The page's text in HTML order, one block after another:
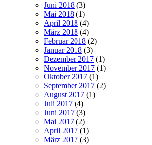
Juni 2018 (3)
Mai 2018 (1)
April 2018 (4)
März 2018 (4)
Februar 2018 (2)
Januar 2018 (3)
Dezember 2017 (1)
November 2017 (1)
Oktober 2017 (1)
September 2017 (2)
August 2017 (1)
Juli 2017 (4)
Juni 2017 (3)
Mai 2017 (2)
April 2017 (1)
März 2017 (3)